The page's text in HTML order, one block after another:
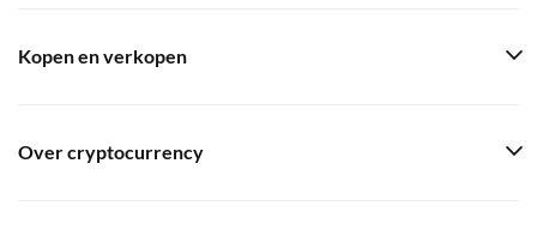
Kopen en verkopen
Over cryptocurrency